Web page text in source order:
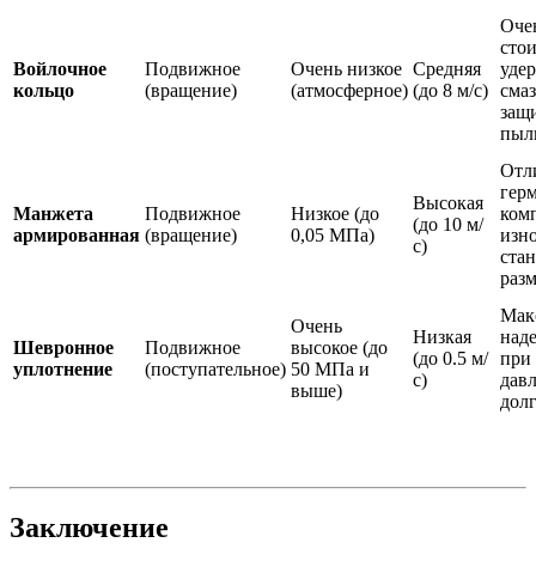
Войлочное
кольцо
Подвижное
(вращение)
Очень низкое
(атмосферное)
Средняя
(до 8 м/с)
Манжета
армированная
Подвижное
(вращение)
Низкое (до
0,05 МПа)
Высокая
(до 10 м/
с)
Шевронное
уплотнение
Подвижное
(поступательное)
Очень
высокое (до
50 МПа и
выше)
Низкая
(до 0.5 м/
с)
при
Заключение